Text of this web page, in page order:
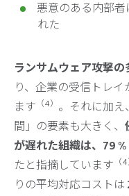
悪意のある内部
れた
ランサムウェア攻撃
り、企業の受信トレ
ます （4） 。それに加え
間」の要素も大きく、
が遅れた組織は、79
たと指摘しています （4
りの平均対応コストは